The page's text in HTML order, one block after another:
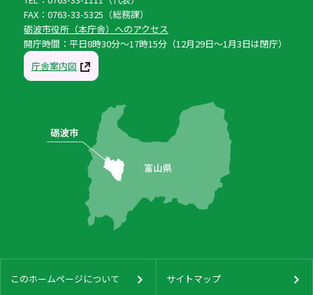
FAX：0763-33-5325（総務課）
砺波市役所（本庁舎）へのアクセス
開庁時間：平日8時30分〜17時15分（12月29日〜1月3日は閉庁）
庁舎案内図
このホームページについて サイトマップ